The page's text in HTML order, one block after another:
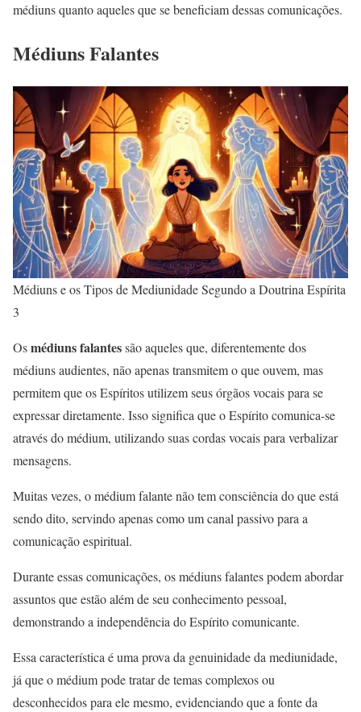
médiuns quanto aqueles que se beneficiam dessas comunicações.
Médiuns Falantes
Médiuns e os Tipos de Mediunidade Segundo a Doutrina Espírita
3
Osmédiuns falantessão aqueles que, diferentemente dos
médiuns audientes, não apenas transmitem o que ouvem, mas
permitem que os Espíritos utilizem seus órgãos vocais para se
expressar diretamente. Isso significa que o Espírito comunica-se
através do médium, utilizando suas cordas vocais para verbalizar
mensagens.
Muitas vezes, o médium falante não tem consciência do que está
sendo dito, servindo apenas como um canal passivo para a
comunicação espiritual.
Durante essas comunicações, os médiuns falantes podem abordar
assuntos que estão além de seu conhecimento pessoal,
demonstrando a independência do Espírito comunicante.
Essa característica é uma prova da genuinidade da mediunidade,
já que o médium pode tratar de temas complexos ou
desconhecidos para ele mesmo, evidenciando que a fonte da